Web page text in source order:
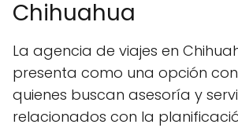
Chihuahua
La agencia de viajes en
presenta como una opción
quienes buscan asesoría y
relacionados con la